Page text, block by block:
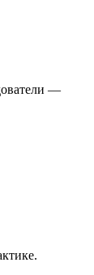
—